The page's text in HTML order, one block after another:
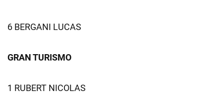
6 BERGANI LUCAS
GRAN TURISMO
1 RUBERT NICOLAS